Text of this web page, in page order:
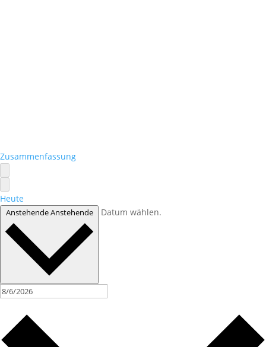
Zusammenfassung
Heute
AnstehendeAnstehende Datum wählen.